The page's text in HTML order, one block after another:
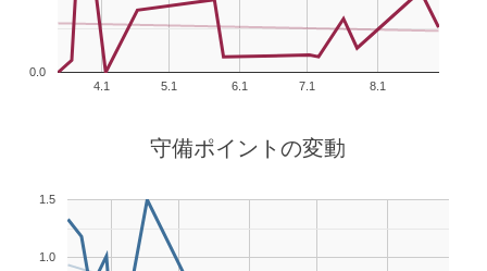
4.1 5.1 6.1 7.1 8.1
0.0
守備ポイントの変動
1.0
1.5